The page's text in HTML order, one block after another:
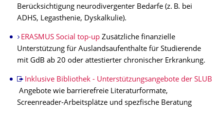
Berücksichtigung neurodivergenter Bedarfe (z. B. bei
ADHS, Legasthenie, Dyskalkulie).
ERASMUS Social top-upZusätzliche finanzielle
Unterstützung für Auslandsaufenthalte für Studierende
mit GdB ab 20 oder attestierter chronischer Erkrankung.
Inklusive Bibliothek - Unterstützungsangebote der SLUB
Angebote wie barrierefreie Literaturformate,
Screenreader-Arbeitsplätze und spezfische Beratung